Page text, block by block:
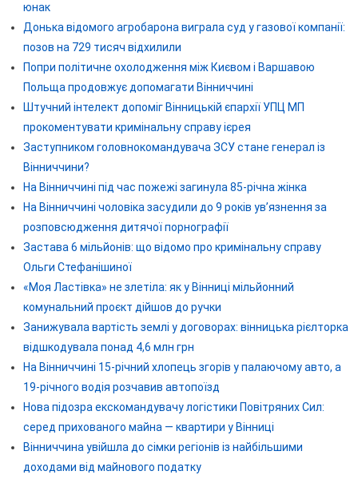
юнак
Донька відомого агробарона виграла суд у газової компанії:
позов на 729 тисяч відхилили
Попри політичне охолодження між Києвом і Варшавою
Польща продовжує допомагати Вінниччині
Штучний інтелект допоміг Вінницькій єпархії УПЦ МП
прокоментувати кримінальну справу ієрея
Заступником головнокомандувача ЗСУ стане генерал із
Вінниччини?
На Вінниччині під час пожежі загинула 85-річна жінка
На Вінниччині чоловіка засудили до 9 років ув’язнення за
розповсюдження дитячої порнографії
Застава 6 мільйонів: що відомо про кримінальну справу
Ольги Стефанішиної
«Моя Ластівка» не злетіла: як у Вінниці мільйонний
комунальний проєкт дійшов до ручки
Занижувала вартість землі у договорах: вінницька рієлторка
відшкодувала понад 4,6 млн грн
На Вінниччині 15-річний хлопець згорів у палаючому авто, а
19-річного водія розчавив автопоїзд
Нова підозра екскомандувачу логістики Повітряних Сил:
серед прихованого майна — квартири у Вінниці
Вінниччина увійшла до сімки регіонів із найбільшими
доходами від майнового податку